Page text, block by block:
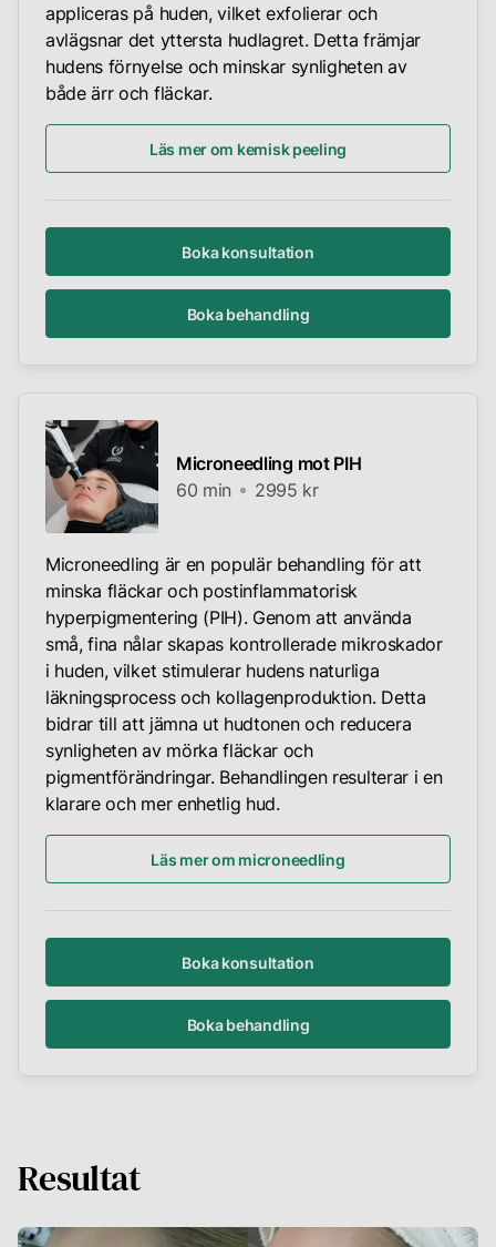
appliceras på huden, vilket exfolierar och
avlägsnar det yttersta hudlagret. Detta främjar
hudens förnyelse och minskar synligheten av
både ärr och fläckar.
Läs mer om kemisk peeling
Boka konsultation
Boka behandling
Microneedling mot PIH
60 min
2995 kr
Microneedling är en populär behandling för att
minska fläckar och postinflammatorisk
hyperpigmentering (PIH). Genom att använda
små, fina nålar skapas kontrollerade mikroskador
i huden, vilket stimulerar hudens naturliga
läkningsprocess och kollagenproduktion. Detta
bidrar till att jämna ut hudtonen och reducera
synligheten av mörka fläckar och
pigmentförändringar. Behandlingen resulterar i en
klarare och mer enhetlig hud.
Läs mer om microneedling
Boka konsultation
Boka behandling
Resultat